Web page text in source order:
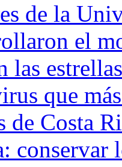
de la
el
las
que
de Costa
conservar